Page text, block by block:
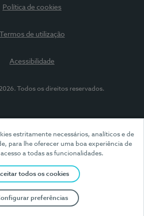
estritamente necessários, analíticos e de
para lhe oferecer uma boa experiência de
a todas as funcionalidades.
todos os cookies
preferências
Política de cookies
Termos de utilização
Acessibilidade
Todos os direitos reservados.